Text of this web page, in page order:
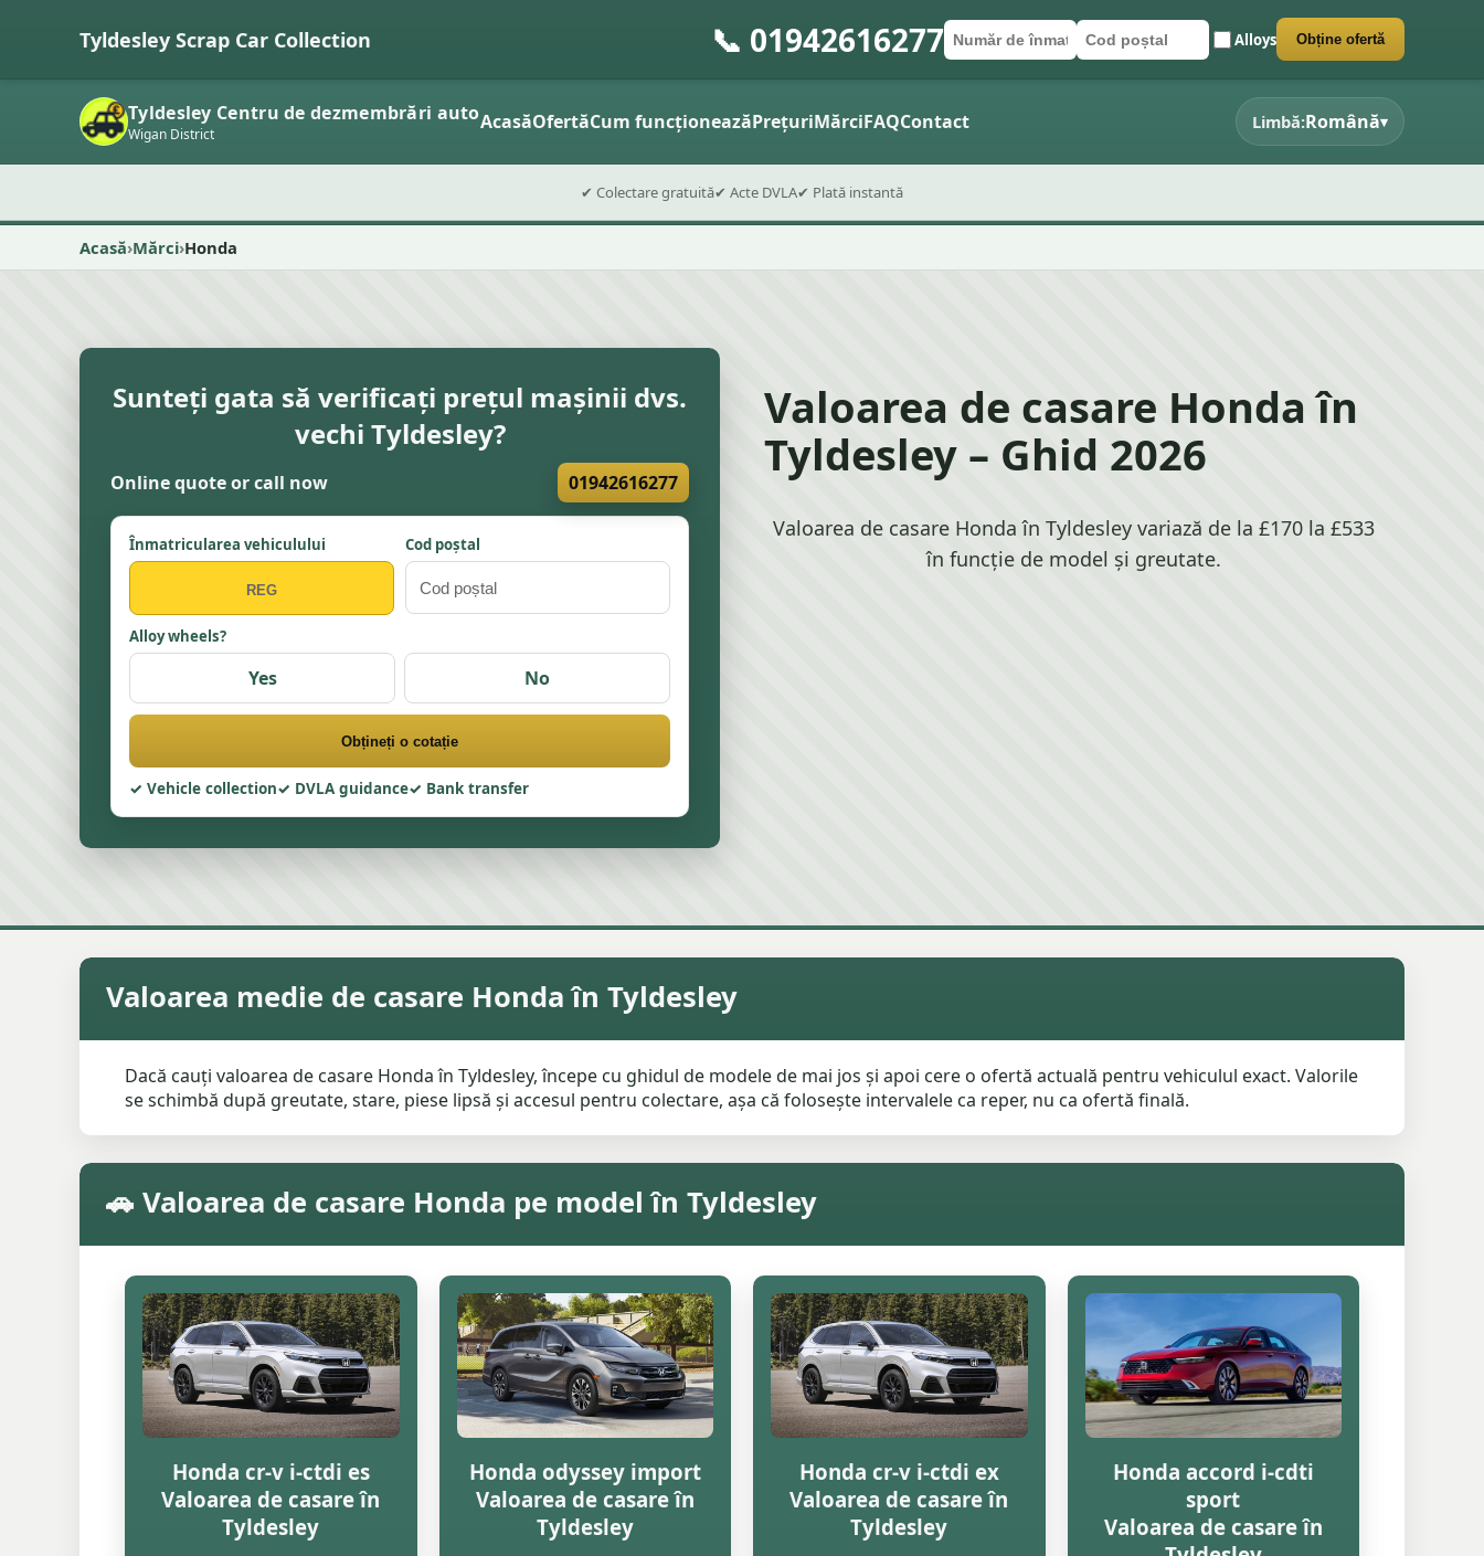
Tyldesley Scrap Car Collection 📞 01942616277Număr de înmatriculare
Cod poștal Alloys
Trimite formularul Obține ofertă
Tyldesley Centru de dezmembrări auto
Wigan District AcasăOfertăCum funcționeazăPrețuriMărciFAQContact Limbă:Română▾
✔ Colectare gratuită✔ Acte DVLA✔ Plată instantă
Acasă Mărci Honda
Sunteți gata să verificați prețul mașinii dvs.
vechi Tyldesley?
Online quote or call now 01942616277
Înmatricularea vehiculului Cod poștal
Alloy wheels?
Yes No
Obțineți o cotație
Vehicle collection DVLA guidance Bank transfer
Valoarea de casare Honda în
Tyldesley – Ghid 2026
Valoarea de casare Honda în Tyldesley variază de la £170 la £533
în funcție de model și greutate.
Valoarea medie de casare Honda în Tyldesley
Dacă cauți valoarea de casare Honda în Tyldesley, începe cu ghidul de modele de mai jos și apoi cere o ofertă actuală pentru vehiculul exact. Valorile
se schimbă după greutate, stare, piese lipsă și accesul pentru colectare, așa că folosește intervalele ca reper, nu ca ofertă finală.
🚗 Valoarea de casare Honda pe model în Tyldesley
Honda cr-v i-ctdi es
Valoarea de casare în
Tyldesley
Honda odyssey import
Valoarea de casare în
Tyldesley
Honda cr-v i-ctdi ex
Valoarea de casare în
Tyldesley
Honda accord i-cdti
sport
Valoarea de casare în